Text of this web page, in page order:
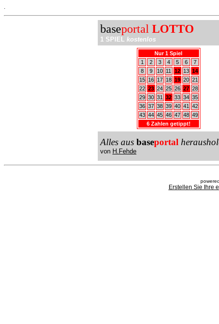
baseportal LOTTO
1 SPIEL kostenlos
Nur 1 Spiel
1
2 3 4 5 6
7
8
9 10 11 12 13 14
15
16 17 18 19 20 21
22 23 24 25 26 27 28
29 30 31 32 33 34 35
36 37 38 39 40 41
42
43 44 45 46 47 48 49
6 Zahlen getippt!
Alles aus baseportal
von H.Fehde
Erstellen Sie Ihre